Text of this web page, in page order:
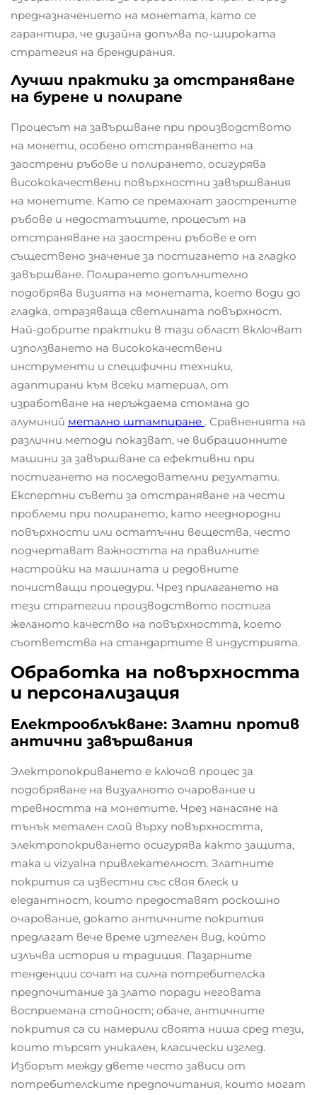
предназначението на монетата, като се
гарантира, че дизайна допълва по-широката
стратегия на брендирания.
Лучши практики за отстраняване
на бурене и полираne
Процесът на завършване при производството
на монети, особено отстраняването на
заострени ръбове и полирането, осигурява
висококачествени повърхностни завършвания
на монетите. Като се премахнат заострените
ръбове и недостатъците, процесът на
отстраняване на заострени ръбове е от
съществено значение за постигането на гладко
завършване. Полирането допълнително
подобрява визията на монетата, което води до
гладка, отразяваща светлината повърхност.
Най-добрите практики в тази област включват
използването на висококачествени
инструменти и специфични техники,
адаптирани към всеки материал, от
изработване на неръждаема стомана до
алуминий метално штампиране . Сравненията на
различни методи показват, че вибрационните
машини за завършване са ефективни при
постигането на последователни резултати.
Експертни съвети за отстраняване на чести
проблеми при полирането, като нееднородни
повърхности или остатъчни вещества, често
подчертават важността на правилните
настройки на машината и редовните
почистващи процедури. Чрез прилагането на
тези стратегии производството постига
желаното качество на повърхността, което
съответства на стандартите в индустрията.
Обработка на повърхността
и персонализация
Електрооблъкване: Златни против
антични завършвания
Электропокриването е ключов процес за
подобряване на визуалното очарование и
тревността на монетите. Чрез нанасяне на
тънък метален слой върху повърхността,
электропокриването осигурява както защита,
така и vizуalна привлекателност. Златните
покрития са известни със своя блеск и
elegантност, които предоставят роскошно
очарование, докато античните покрития
предлагат вече време изтеглен вид, който
излъчва история и традиция. Пазарните
тенденции сочат на силна потребителска
предпочитание за злато поради неговата
восприемана стойност; обаче, античните
покрития са си намерили своята ниша сред тези,
които търсят уникален, класически изглед.
Изборът между двете често зависи от
потребителските предпочитания, които могат